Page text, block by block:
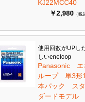
KJ22MCC40
￥2,980 （税
使用回数がUPし
しいeneloop
Panasonic エ
ループ 単3形
本パック ス
ダードモデル